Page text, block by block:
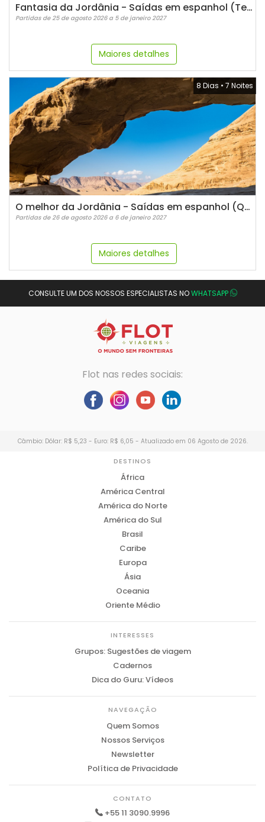
Fantasia da Jordânia - Saídas em espanhol (Terças)
Partidas de 25 de agosto 2026 a 5 de janeiro 2027
Maiores detalhes
8 Dias • 7 Noites
O melhor da Jordânia - Saídas em espanhol (Quartas)
Partidas de 26 de agosto 2026 a 6 de janeiro 2027
Maiores detalhes
CONSULTE UM DOS NOSSOS ESPECIALISTAS NOWHATSAPP
Flot nas redes sociais:
Câmbio: Dólar: R$ 5,23 - Euro: R$ 6,05 - Atualizado em 06 Agosto de 2026.
DESTINOS
África
América Central
América do Norte
América do Sul
Brasil
Caribe
Europa
Ásia
Oceania
Oriente Médio
INTERESSES
Grupos: Sugestões de viagem
Cadernos
Dica do Guru: Vídeos
NAVEGAÇÃO
Quem Somos
Nossos Serviços
Newsletter
Política de Privacidade
CONTATO
+55 11 3090.9996